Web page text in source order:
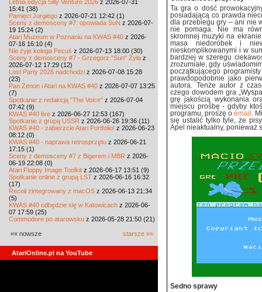
Letnia edycja Silly Venture 2026 z 2026-07-31
15:41 (38)
Pamięci Jurgiego z 2026-07-21 12:42 (1)
Sceny z demosceny #7: opowiada SuN z 2026-07-
19 15:24 (2)
Atari Muzeum w Poznaniu na KWAS #40 z 2026-
07-16 16:10 (4)
Nie żyje kolega Pecuś z 2026-07-13 18:00 (30)
Sceny z demosceny #7 - Grzegorz "Sun" Żyła z
2026-07-12 17:29 (12)
Lost Party 2026 nadchodzi z 2026-07-08 15:28
(23)
Pan Zenon i Atari na KWAS #40 z 2026-07-07 13:25
(7)
Spotkanie z redakcją "The Voice" z 2026-07-04
07:42 (9)
KWAS #40 live z 2026-06-27 12:53 (167)
Spotkanie z grupą USSR z 2026-06-26 19:36 (11)
KWAS #40 - zabierzcie Atari Portfolio! z 2026-06-23
08:12 (0)
KWAS #40 - naprawa retrosprzętu z 2026-06-21
17:15 (1)
Sceny z demosceny #7 z Bigerem i MBR z 2026-
06-19 22:08 (0)
Atari Floppy Image Toolkit z 2026-06-17 13:51 (9)
Spotkanie online z grupą LST z 2026-06-16 16:32
(17)
Recoil zintegrowany z macOS z 2026-06-13 21:34
(5)
KWAS #40 odbędzie się w Katowicach z 2026-06-
07 17:59 (25)
Commodore po atarowsku z 2026-05-28 21:50 (21)
«« nowsze starsze »»
AtariOnline.pl na YouTube
Ta gra o dość
posiadającą co prawda
dla przebiegu gry – ani nie
nie pomaga. Nie ma
skromnej muzyki na
masa niedoróbek i
nieskomplikowanymi i w
bardziej w szeregu
zrozumiałe, gdy
początkującego
prawdopodobnie jako
autora. Tenże autor z
czego dowodem gra
grę jakością wykonania
miejscu prośbę - gdyby
programu, proszę oemail
.
się ustalić tylko tyle, że
Apel nieaktualny, ponieważ
Sedno sprawy